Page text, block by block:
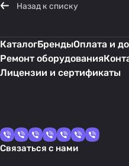
Назад к списку
КаталогБрендыОплата и
Ремонт оборудования
Лицензии и сертификаты
Связаться с нами